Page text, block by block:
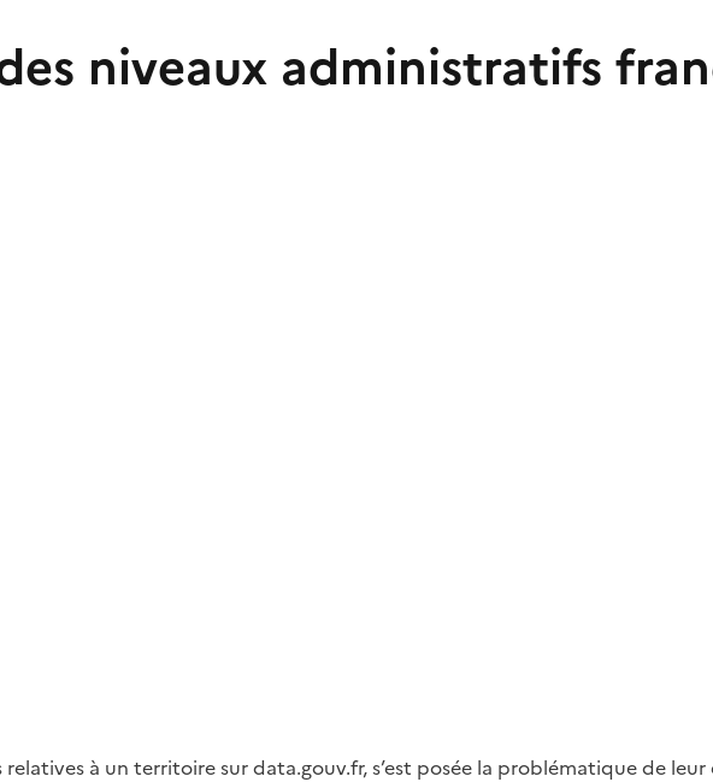
niveaux administratifs
à un territoire sur data.gouv.fr, s’est posée la problématique de